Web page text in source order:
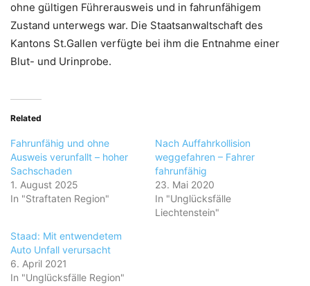
ohne gültigen Führerausweis und in fahrunfähigem
Zustand unterwegs war. Die Staatsanwaltschaft des
Kantons St.Gallen verfügte bei ihm die Entnahme einer
Blut- und Urinprobe.
Related
Fahrunfähig und ohne
Ausweis verunfallt – hoher
Sachschaden
1. August 2025
In "Straftaten Region"
Nach Auffahrkollision
weggefahren – Fahrer
fahrunfähig
23. Mai 2020
In "Unglücksfälle
Liechtenstein"
Staad: Mit entwendetem
Auto Unfall verursacht
6. April 2021
In "Unglücksfälle Region"